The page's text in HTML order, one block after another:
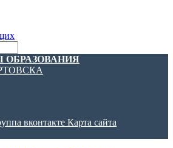
Карта сайта